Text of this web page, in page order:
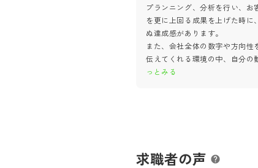
プランニング、分析を行い、お
を更に上回る成果を上げた時に
ぬ達成感があります。
また、会社全体の数字や方向性
伝えてくれる環境の中、自分の
っとみる
求職者の声